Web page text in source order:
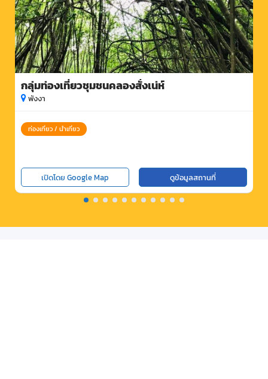
กลุ่มท่องเที่ยวชุมชนคลองสั่งเน่ห์
พังงา
ท่องเที่ยว / นำเที่ยว
เปิดโดย Google Map ดูข้อมูลสถานที่